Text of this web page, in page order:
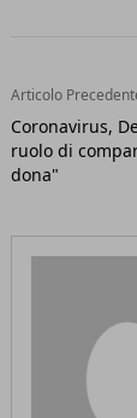
Articolo
Coronavirus,
ruolo di
dona"